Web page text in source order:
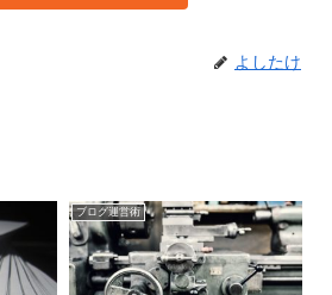
よしたけ
ブログ運営術